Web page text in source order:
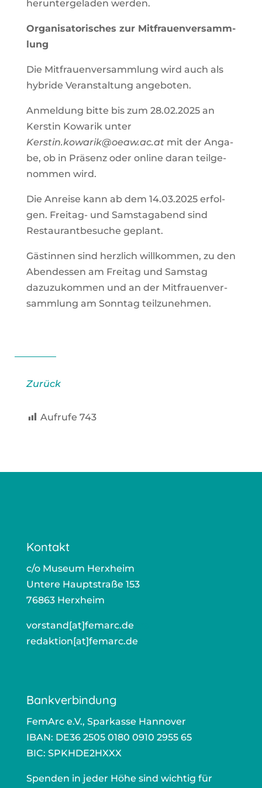
her­un­ter­ge­la­den wer­den.
Orga­ni­sa­to­ri­sches zur Mit­frau­en­ver­samm­
lung
Die Mit­frau­en­ver­samm­lung wird auch als
hybri­de Ver­an­stal­tung ange­bo­ten.
Anmel­dung bit­te bis zum 28.02.2025 an
Kers­tin Kowa­rik unter
Kerstin.kowarik@oeaw.ac.atmit der Anga­
be, ob in Prä­senz oder online dar­an teil­ge­
nom­men wird.
Die Anrei­se kann ab dem 14.03.2025 erfol­
gen. Frei­tag- und Sams­tag­abend sind
Restau­rant­be­su­che geplant.
Gäs­tin­nen sind herz­lich will­kom­men, zu den
Abend­essen am Frei­tag und Sams­tag
dazu­zu­kom­men und an der Mit­frau­en­ver­
samm­lung am Sonn­tag teil­zu­neh­men.
Zurück
Auf­ru­fe 743
Kontakt
c/o Muse­um Herx­heim
Unte­re Haupt­stra­ße 153
76863 Herx­heim
vorstand[at]femarc.de
redaktion[at]femarc.de
Bankverbindung
Fem­Arc e.V., Spar­kas­se Han­no­ver
IBAN: DE36 2505 0180 0910 2955 65
BIC: SPKHDE2HXXX
Spen­den in jeder Höhe sind wich­tig für